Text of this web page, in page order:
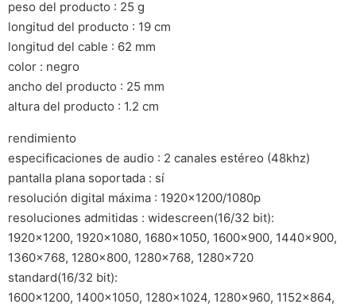
peso del producto : 25 g
longitud del producto : 19 cm
longitud del cable : 62 mm
color : negro
ancho del producto : 25 mm
altura del producto : 1.2 cm
rendimiento
especificaciones de audio : 2 canales estéreo (48khz)
pantalla plana soportada : sí
resolución digital máxima : 1920×1200/1080p
resoluciones admitidas : widescreen(16/32 bit):
1920×1200, 1920×1080, 1680×1050, 1600×900, 1440×900,
1360×768, 1280×800, 1280×768, 1280×720
standard(16/32 bit):
1600×1200, 1400×1050, 1280×1024, 1280×960, 1152×864,